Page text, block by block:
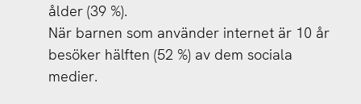
ålder (39 %).
När barnen som använder internet är 10 år
besöker hälften (52 %) av dem sociala
medier.